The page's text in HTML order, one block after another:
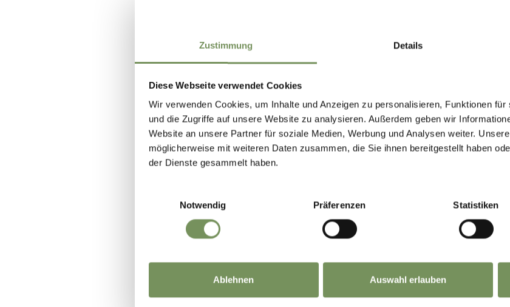
Zustimmung Details
Diese Webseite verwendet Cookies
Wir verwenden Cookies, um Inhalte und Anzeigen zu personalisieren, Funktionen
und die Zugriffe auf unsere Website zu analysieren. Außerdem geben wir
Website an unsere Partner für soziale Medien, Werbung und Analysen weiter.
möglicherweise mit weiteren Daten zusammen, die Sie ihnen bereitgestellt haben
der Dienste gesammelt haben.
Notwendig
Präferenzen Statistiken
Ablehnen Auswahl erlauben